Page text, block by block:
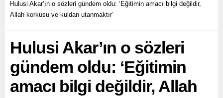
Hulusi Akar’ın o sözleri gündem oldu: ‘Eğitimin amacı bilgi değildir,
Allah korkusu ve kuldan utanmaktır’
Hulusi Akar’ın o sözleri
gündem oldu: ‘Eğitimin
amacı bilgi değildir, Allah